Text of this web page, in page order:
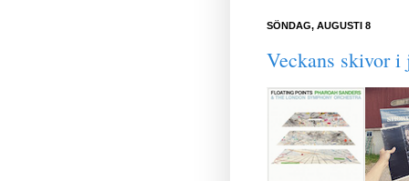
SÖNDAG, AUGUSTI 8
Veckans skivor